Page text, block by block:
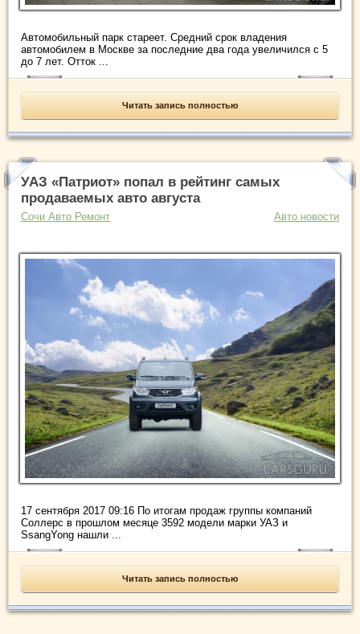
Автомобильный парк стареет. Средний срок владения
автомобилем в Москве за последние два года увеличился с 5
до 7 лет. Отток ...
Читать запись полностью
УАЗ «Патриот» попал в рейтинг самых
продаваемых авто августа
Сочи Авто Ремонт Авто новости
17 сентября 2017 09:16 По итогам продаж группы компаний
Соллерс в прошлом месяце 3592 модели марки УАЗ и
SsangYong нашли ...
Читать запись полностью